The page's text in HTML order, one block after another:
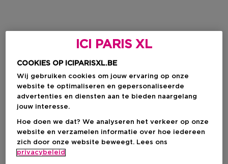
ICI PARIS XL
COOKIES OP ICIPARISXL.BE
Wij gebruiken cookies om jouw ervaring op onze
website te optimaliseren en gepersonaliseerde
advertenties en diensten aan te bieden naargelang
jouw interesse.
Hoe doen we dat? We analyseren het verkeer op onze
website en verzamelen informatie over hoe iedereen
zich door onze website beweegt. Lees ons
privacybeleid